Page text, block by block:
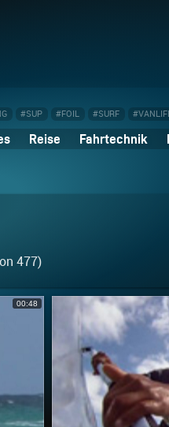
#SUP #FOIL #SURF
Reise Fahrtechnik
477)
00:48